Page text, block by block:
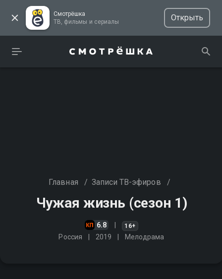
Смотрёшка
ТВ, фильмы и сериалы
Открыть
Главная / Записи ТВ-эфиров /
Чужая жизнь (сезон 1)
6.8 16+
Россия 2019 Мелодрама